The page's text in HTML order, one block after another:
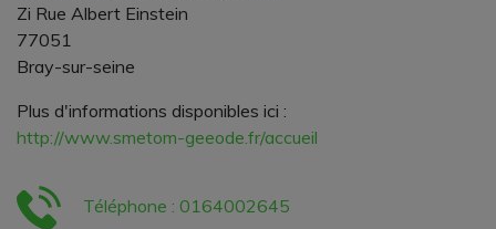
Zi Rue Albert Einstein
77051
Bray-sur-seine
Plus d'informations disponibles ici :
http://www.smetom-geeode.fr/accueil
Téléphone : 0164002645